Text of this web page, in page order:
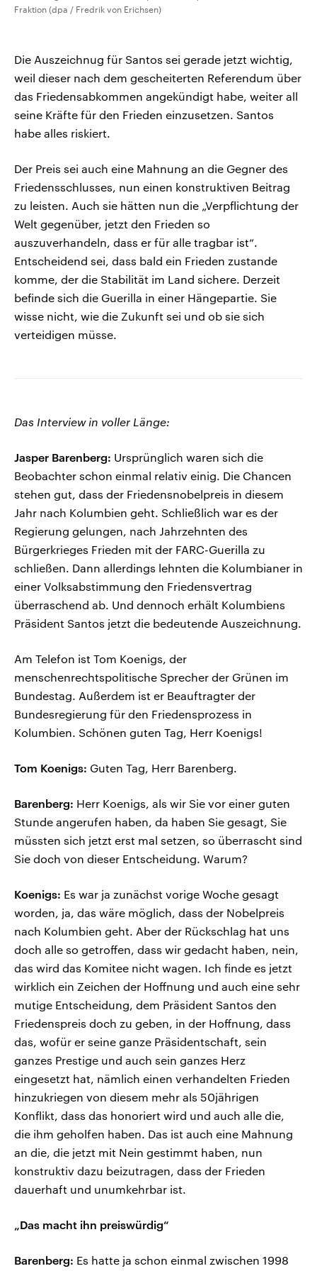
Fraktion (dpa / Fredrik von Erichsen)
Die Auszeichnug für Santos sei gerade jetzt wichtig,
weil dieser nach dem gescheiterten Referendum über
das Friedensabkommen angekündigt habe, weiter all
seine Kräfte für den Frieden einzusetzen. Santos
habe alles riskiert.
Der Preis sei auch eine Mahnung an die Gegner des
Friedensschlusses, nun einen konstruktiven Beitrag
zu leisten. Auch sie hätten nun die „Verpflichtung der
Welt gegenüber, jetzt den Frieden so
auszuverhandeln, dass er für alle tragbar ist“.
Entscheidend sei, dass bald ein Frieden zustande
komme, der die Stabilität im Land sichere. Derzeit
befinde sich die Guerilla in einer Hängepartie. Sie
wisse nicht, wie die Zukunft sei und ob sie sich
verteidigen müsse.
Das Interview in voller Länge:
Jasper Barenberg: Ursprünglich waren sich die
Beobachter schon einmal relativ einig. Die Chancen
stehen gut, dass der Friedensnobelpreis in diesem
Jahr nach Kolumbien geht. Schließlich war es der
Regierung gelungen, nach Jahrzehnten des
Bürgerkrieges Frieden mit der FARC-Guerilla zu
schließen. Dann allerdings lehnten die Kolumbianer in
einer Volksabstimmung den Friedensvertrag
überraschend ab. Und dennoch erhält Kolumbiens
Präsident Santos jetzt die bedeutende Auszeichnung.
Am Telefon ist Tom Koenigs, der
menschenrechtspolitische Sprecher der Grünen im
Bundestag. Außerdem ist er Beauftragter der
Bundesregierung für den Friedensprozess in
Kolumbien. Schönen guten Tag, Herr Koenigs!
Tom Koenigs: Guten Tag, Herr Barenberg.
Barenberg: Herr Koenigs, als wir Sie vor einer guten
Stunde angerufen haben, da haben Sie gesagt, Sie
müssten sich jetzt erst mal setzen, so überrascht sind
Sie doch von dieser Entscheidung. Warum?
Koenigs: Es war ja zunächst vorige Woche gesagt
worden, ja, das wäre möglich, dass der Nobelpreis
nach Kolumbien geht. Aber der Rückschlag hat uns
doch alle so getroffen, dass wir gedacht haben, nein,
das wird das Komitee nicht wagen. Ich finde es jetzt
wirklich ein Zeichen der Hoffnung und auch eine sehr
mutige Entscheidung, dem Präsident Santos den
Friedenspreis doch zu geben, in der Hoffnung, dass
das, wofür er seine ganze Präsidentschaft, sein
ganzes Prestige und auch sein ganzes Herz
eingesetzt hat, nämlich einen verhandelten Frieden
hinzukriegen von diesem mehr als 50jährigen
Konflikt, dass das honoriert wird und auch alle die,
die ihm geholfen haben. Das ist auch eine Mahnung
an die, die jetzt mit Nein gestimmt haben, nun
konstruktiv dazu beizutragen, dass der Frieden
dauerhaft und unumkehrbar ist.
„Das macht ihn preiswürdig“
Barenberg: Es hatte ja schon einmal zwischen 1998